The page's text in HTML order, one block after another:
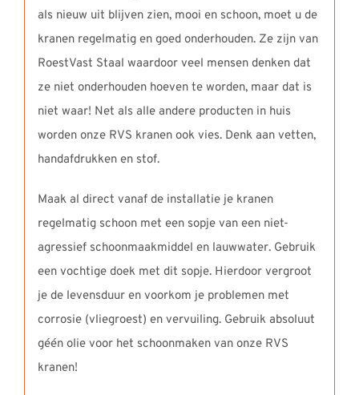
als nieuw uit blijven zien, mooi en schoon, moet u de
kranen regelmatig en goed onderhouden. Ze zijn van
RoestVast Staal waardoor veel mensen denken dat
ze niet onderhouden hoeven te worden, maar dat is
niet waar! Net als alle andere producten in huis
worden onze RVS kranen ook vies. Denk aan vetten,
handafdrukken en stof.
Maak al direct vanaf de installatie je kranen
regelmatig schoon met een sopje van een niet-
agressief schoonmaakmiddel en lauwwater. Gebruik
een vochtige doek met dit sopje. Hierdoor vergroot
je de levensduur en voorkom je problemen met
corrosie (vliegroest) en vervuiling. Gebruik absoluut
géén olie voor het schoonmaken van onze RVS
kranen!